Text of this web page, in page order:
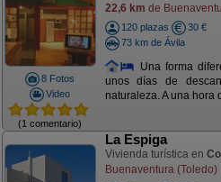
8 Fotos
Video
(1 comentario)
22,6 km de
120 plazas
30 €
73 km de Ávila
Una forma
unos días de
naturaleza. A una hora
La Espiga
Vivienda turística en
Buenaventura (Toledo)